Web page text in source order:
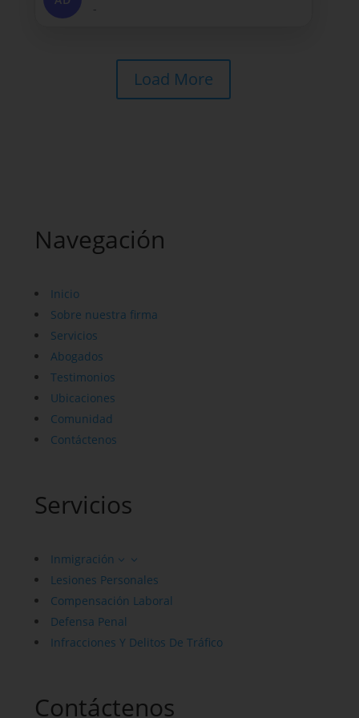
-
Load More
Navegación
Inicio
Sobre nuestra firma
Servicios
Abogados
Testimonios
Ubicaciones
Comunidad
Contáctenos
Servicios
Inmigración 3
Lesiones Personales
Compensación Laboral
Defensa Penal
Infracciones Y Delitos De Tráfico
Contáctenos